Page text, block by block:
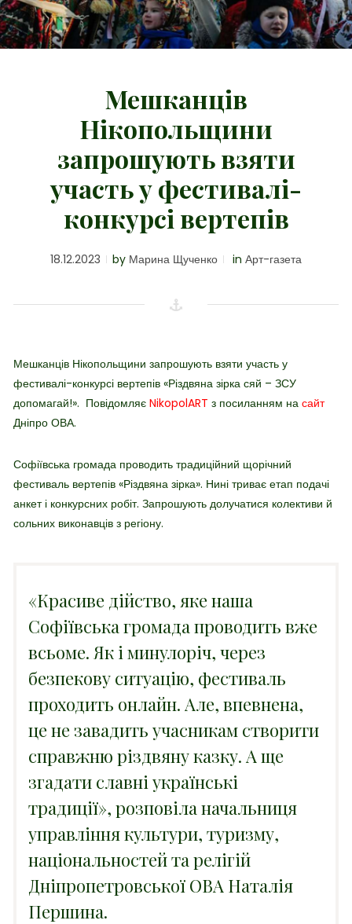
Мешканців
Нікопольщини
запрошують взяти
участь у фестивалі-
конкурсі вертепів
18.12.2023 by Марина Щученко in Арт-газета
Мешканців Нікопольщини запрошують взяти участь у
фестивалі-конкурсі вертепів «Різдвяна зірка сяй – ЗСУ
допомагай!». Повідомляє NikopolART з посиланням на сайт
Дніпро ОВА.
Софіївська громада проводить традиційний щорічний
фестиваль вертепів «Різдвяна зірка». Нині триває етап подачі
анкет і конкурсних робіт. Запрошують долучатися колективи й
сольних виконавців з регіону.
«Красиве дійство, яке наша
Софіївська громада проводить вже
всьоме. Як і минулоріч, через
безпекову ситуацію, фестиваль
проходить онлайн. Але, впевнена,
це не завадить учасникам створити
справжню різдвяну казку. А ще
згадати славні українські
традиції», розповіла начальниця
управління культури, туризму,
національностей та релігій
Дніпропетровської ОВА Наталія
Першина.